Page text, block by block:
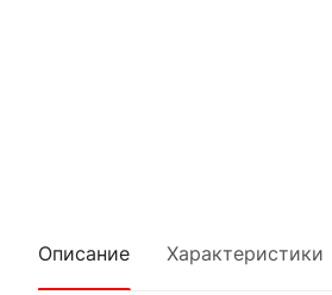
Описание Характеристики